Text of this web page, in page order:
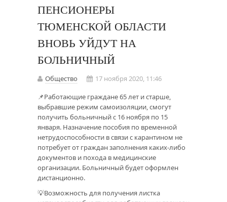
ПЕНСИОНЕРЫ
ТЮМЕНСКОЙ ОБЛАСТИ
ВНОВЬ УЙДУТ НА
БОЛЬНИЧНЫЙ
Общество
17 ноября 2020, 11:46
📌Работающие граждане 65 лет и старше,
выбравшие режим самоизоляции, смогут
получить больничный с 16 ноября по 15
января. Назначение пособия по временной
нетрудоспособности в связи с карантином не
потребует от граждан заполнения каких-либо
документов и похода в медицинские
организации. Больничный будет оформлен
дистанционно.
💡Возможность для получения листка